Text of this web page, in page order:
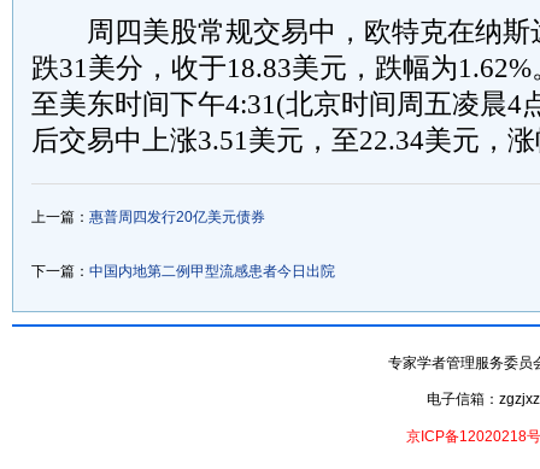
周四美股常规交易中，欧特克在纳斯
跌31美分，收于18.83美元，跌幅为1.62%
至美东时间下午4:31(北京时间周五凌晨4
后交易中上涨3.51美元，至22.34美元，
上一篇： 惠普周四发行20亿美元债券
下一篇： 中国内地第二例甲型流感患者今日出院
专家学者管理服务委员
电子信箱：
京ICP备12020218